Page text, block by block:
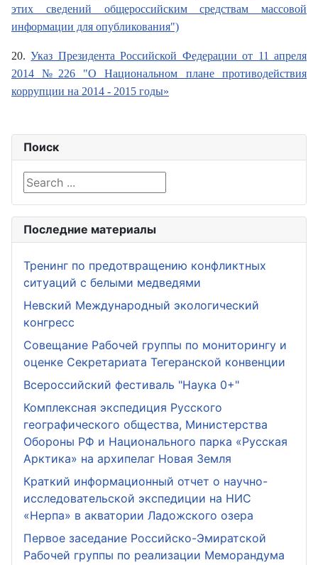
этих сведений общероссийским средствам массовой
информации для опубликования")
20.Указ Президента Российской Федерации от 11 апреля
2014 №226 "О Национальном плане противодействия
коррупции на 2014 - 2015 годы»
Поиск
Search ...
Последние материалы
Тренинг по предотвращению конфликтных
ситуаций с белыми медведями
Невский Международный экологический
конгресс
Совещание Рабочей группы по мониторингу и
оценке Секретариата Тегеранской конвенции
Всероссийский фестиваль "Наука 0+"
Комплексная экспедиция Русского
географического общества, Министерства
Обороны РФ и Национального парка «Русская
Арктика» на архипелаг Новая Земля
Краткий информационный отчет о научно-
исследовательской экспедиции на НИС
«Нерпа» в акватории Ладожского озера
Первое заседание Российско-Эмиратской
Рабочей группы по реализации Меморандума